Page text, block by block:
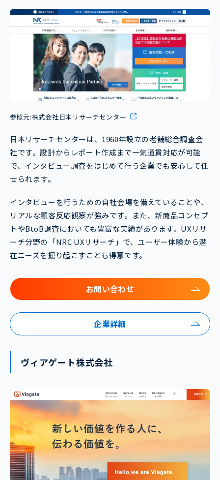
参照元:株式会社日本リサーチセンター
日本リサーチセンターは、1960年設立の老舗総合調査会
社です。設計からレポート作成まで一気通貫対応が可能
で、インタビュー調査をはじめて行う企業でも安心して任
せられます。
インタビューを行うための自社会場を備えていることや、
リアルな顧客反応観察が強みです。また、新商品コンセプ
トやBtoB調査においても豊富な実績があります。UXリサ
ーチ分野の「NRC UXリサーチ」で、ユーザー体験から潜
在ニーズを掘り起こすことも得意です。
お問い合わせ
企業詳細
ヴィアゲート株式会社